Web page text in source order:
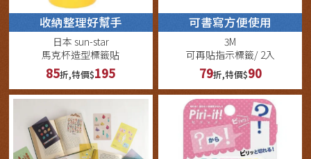
收納整理好幫手
日本 sun-star
馬克杯造型標籤貼
85折,特價$195
可書寫方便使用
3M
可再貼指示標籤/ 2入
79折,特價$90